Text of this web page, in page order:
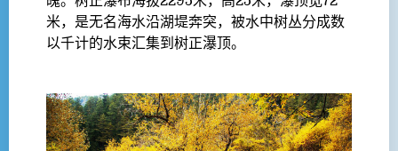
米，是无名海水沿湖堤奔突，被水中树丛分成数
以千计的水束汇集到树正瀑顶。